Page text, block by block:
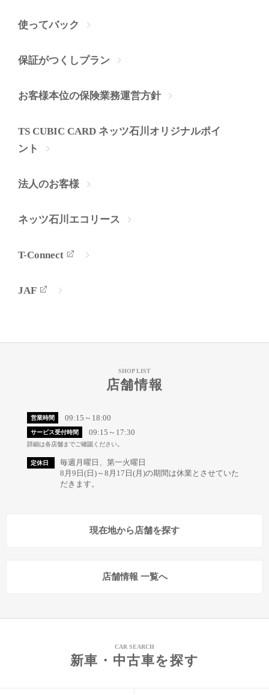
使ってバック
保証がつくしプラン
お客様本位の保険業務運営方針
TS CUBIC CARD ネッツ石川オリジナルポイ
ント
法人のお客様
ネッツ石川エコリース
T-Connect
JAF
SHOP LIST
店舗情報
営業時間 09:15～18:00
サービス受付時間 09:15～17:30
詳細は各店舗までご確認ください。
定休日
毎週月曜日、第一火曜日
8月9日(日)～8月17日(月)の期間は休業とさせていた
だきます。
現在地から店舗を探す
店舗情報 一覧へ
CAR SEARCH
新車・中古車を探す